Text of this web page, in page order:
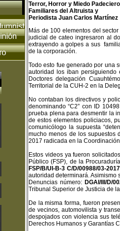
Terror, Horror y Miedo
Familiares del Altruista y
Periodista Juan Carlos Martínez
Más de 100 elementos del
judicial de cateo ingresaron al
extrayendo a golpes a sus
de la corporación.
Todo esto fue generado por una
autoridad los iban
Doctores delegación
Territorial de la CUH-2 en la
No contaban los directivos y
denominando “C2” con ID
prueba plena para desmentir la
de estos elementos policiacos,
comunicólogo la supuesta
mucho menos de los supuestos
2017 radicada en la
Estos videos ya fueron
Público (FSP), de la
FSP/B/UI-B-3 C/D/00988/03-2017
autoridad determinará. Asimismo
Denuncias número: DGAI/III/D/
Tribunal Superior de Justicia de
De la misma forma, fueron
de vecinos, automovilista y
despojados con violencia sus
Derechos Humanos y Garantías